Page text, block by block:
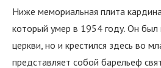
Ниже мемориальная плита
который умер в 1954 году. Он был
церкви, но и крестился здесь во
представляет собой барельеф